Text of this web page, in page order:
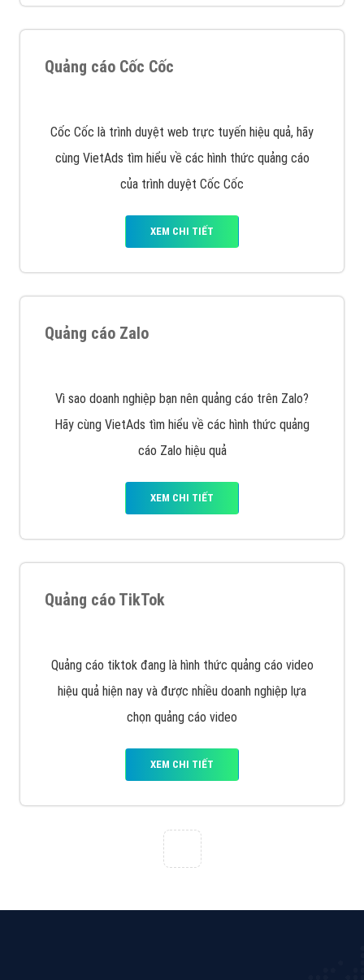
Quảng cáo Cốc Cốc
Cốc Cốc là trình duyệt web trực tuyến hiệu quả, hãy
cùng VietAds tìm hiểu về các hình thức quảng cáo
của trình duyệt Cốc Cốc
XEM CHI TIẾT
Quảng cáo Zalo
Vì sao doanh nghiệp bạn nên quảng cáo trên Zalo?
Hãy cùng VietAds tìm hiểu về các hình thức quảng
cáo Zalo hiệu quả
XEM CHI TIẾT
Quảng cáo TikTok
Quảng cáo tiktok đang là hình thức quảng cáo video
hiệu quả hiện nay và được nhiều doanh nghiệp lựa
chọn quảng cáo video
XEM CHI TIẾT